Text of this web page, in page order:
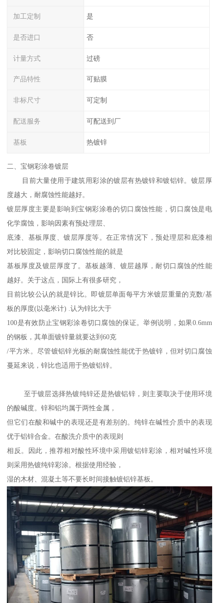
加工定制 是
是否进口 否
计量方式 过磅
产品特性 可贴膜
非标尺寸 可定制
配送服务 可配送到厂
基板 热镀锌
二、宝钢彩涂卷镀层
目前大量使用于建筑用彩涂的镀层有热镀锌和镀铝锌。镀层厚
度越大，耐腐蚀性能越好。
镀层厚度主要是影响到宝钢彩涂卷的切口腐蚀性能，切口腐蚀是电
化学腐蚀，影响因素有预处理层、
底漆、基板厚度、镀层厚度等。在正常情况下，预处理层和底漆相
对比较固定，影响切口腐蚀性能的就是
基板厚度及镀层厚度了。基板越薄、镀层越厚，耐切口腐蚀的性能
越好。关于这点，国际上有很多研究，
目前比较公认的就是锌比。即镀层单面每平方米镀层重量的克数/基
板的厚度(以毫米计) .认为锌比大于
100是有效防止宝钢彩涂卷切口腐蚀的保证。举例说明，如果0.6mm
的钢板，其单面镀锌量就要达到60克
/平方米。尽管镀铝锌光板的耐腐蚀性能优于热镀锌，但对切口腐蚀
蔓延来说，锌比也适用于热镀铝锌。
至于镀层选择热镀纯锌还是热镀铝锌，则主要取决于使用环境
的酸碱度。锌和铝均属于两性金属，
但它们在酸和碱中的表现还是有差别的。纯锌在碱性介质中的表现
优于铝锌合金。在酸洗介质中的表现则
相反。因此，推荐相对酸性环境中采用镀铝锌彩涂，相对碱性环境
则采用热镀纯锌彩涂。根据使用经验，
湿的木材、混凝土等不要长时间接触镀铝锌基板。